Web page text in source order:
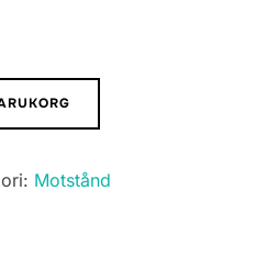
Motstånd